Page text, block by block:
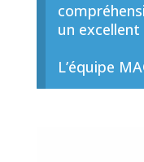
un excellent
L’équipe